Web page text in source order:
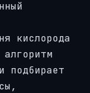
кислорода
подбирает